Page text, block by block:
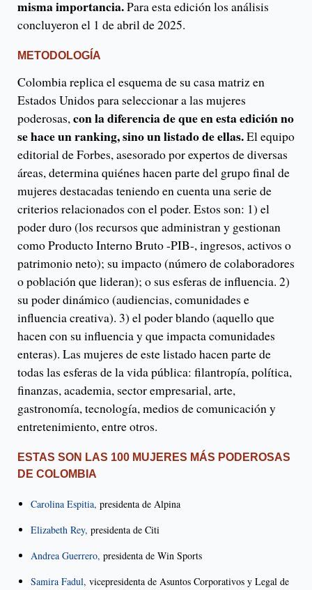
misma importancia.Para esta edición los análisis
concluyeron el 1 de abril de 2025.
METODOLOGÍA
Colombia replica el esquema de su casa matriz en
Estados Unidos para seleccionar a las mujeres
poderosas,con la diferencia de que en esta edición no
se hace un ranking, sino un listado de ellas.El equipo
editorial de Forbes, asesorado por expertos de diversas
áreas, determina quiénes hacen parte del grupo final de
mujeres destacadas teniendo en cuenta una serie de
criterios relacionados con el poder. Estos son: 1) el
poder duro (los recursos que administran y gestionan
como Producto Interno Bruto -PIB-, ingresos, activos o
patrimonio neto); su impacto (número de colaboradores
o población que lideran); o sus esferas de influencia. 2)
su poder dinámico (audiencias, comunidades e
influencia creativa). 3) el poder blando (aquello que
hacen con su influencia y que impacta comunidades
enteras). Las mujeres de este listado hacen parte de
todas las esferas de la vida pública: filantropía, política,
finanzas, academia, sector empresarial, arte,
gastronomía, tecnología, medios de comunicación y
entretenimiento, entre otros.
ESTAS SON LAS 100 MUJERES MÁS PODEROSAS
DE COLOMBIA
Carolina Espitia, presidenta de Alpina
Elizabeth Rey, presidenta de Citi
Andrea Guerrero, presidenta de Win Sports
Samira Fadul, vicepresidenta de Asuntos Corporativos y Legal de